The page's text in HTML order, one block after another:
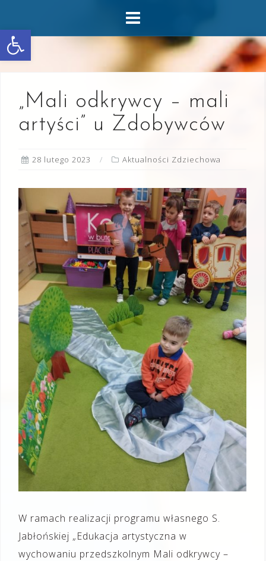
Otwórz pasek narzędzi
content
„Mali odkrywcy – mali
artyści” u Zdobywców
28 lutego 2023 Aktualności Zdziechowa
W ramach realizacji programu własnego S.
Jabłońskiej „Edukacja artystyczna w
wychowaniu przedszkolnym Mali odkrywcy –